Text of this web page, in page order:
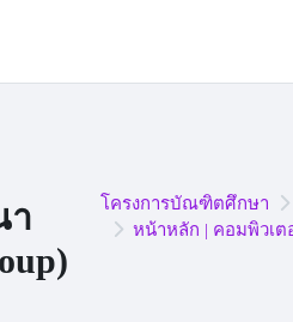
า
โครงการบัณฑิตศึกษา
หน้าหลัก | คอมพิวเ